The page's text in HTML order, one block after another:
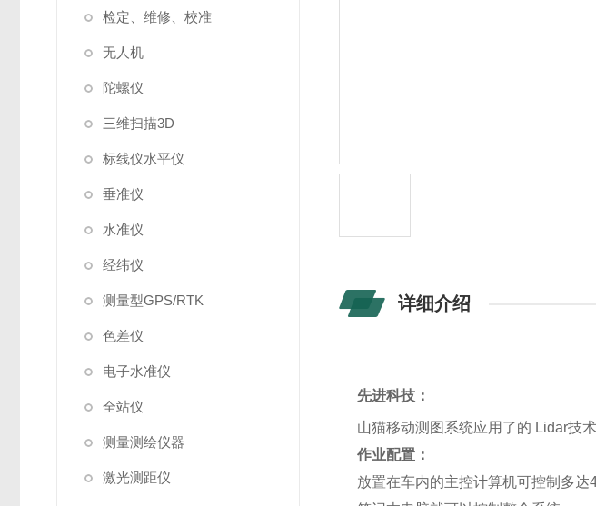
检定、维修、校准
无人机
陀螺仪
三维扫描3D
标线仪水平仪
垂准仪
水准仪
经纬仪
测量型GPS/RTK
色差仪
电子水准仪
全站仪
测量测绘仪器
激光测距仪
详细介绍
先进科技：
山猫移动测图系统应用了的 Lidar技
作业配置：
放置在车内的主控计算机可控制多